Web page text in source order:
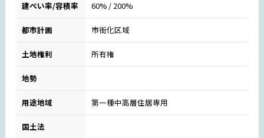
建ぺい率/容積率 60% / 200%
都市計画 市街化区域
土地権利 所有権
地勢
用途地域 第一種中高層住居専用
国土法